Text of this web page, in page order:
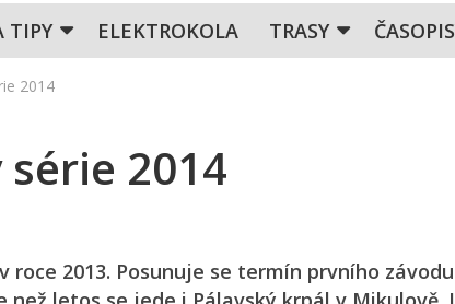
TIPY ELEKTROKOLA TRASY
2014
2014
roce 2013. Posunuje se termín prvního